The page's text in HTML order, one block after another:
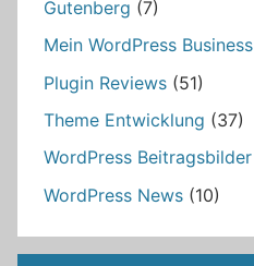
Gutenberg (7)
Mein WordPress Business
Plugin Reviews (51)
Theme Entwicklung (37)
WordPress Beitragsbilder
WordPress News (10)